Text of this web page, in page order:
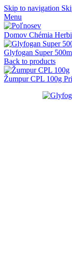
Skip to navigation
Menu
Domov Chémia
Glyfogan Super
Back to products
Žumpur CPL 100g